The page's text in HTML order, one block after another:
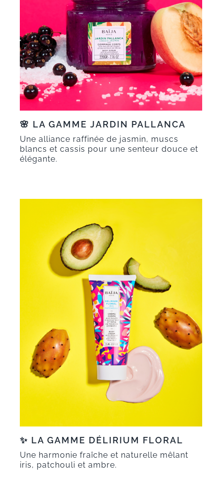
🌸 LA GAMME JARDIN PALLANCA
Une alliance raffinée de jasmin, muscs
blancs et cassis pour une senteur douce et
élégante.
✨ LA GAMME DÉLIRIUM FLORAL
Une harmonie fraîche et naturelle mêlant
iris, patchouli et ambre.